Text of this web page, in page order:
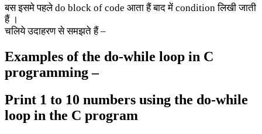
बस इसमे पहले do block of code आता हैं बाद में condition लिखी जाती
हैं ।
चलिये उदाहरण से समझते हैं –
Examples of the do-while loop in C
programming –
Print 1 to 10 numbers using the do-while
loop in the C program